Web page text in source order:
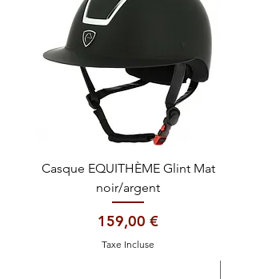
Casque EQUITHÈME Glint Mat
noir/argent
Prix
159,00 €
Taxe Incluse